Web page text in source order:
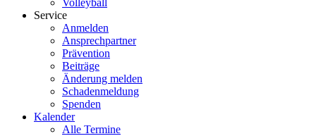
Volleyball
Service
Anmelden
Ansprechpartner
Prävention
Beiträge
Änderung melden
Schadenmeldung
Spenden
Kalender
Alle Termine